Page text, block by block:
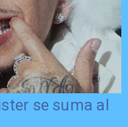
se suma al